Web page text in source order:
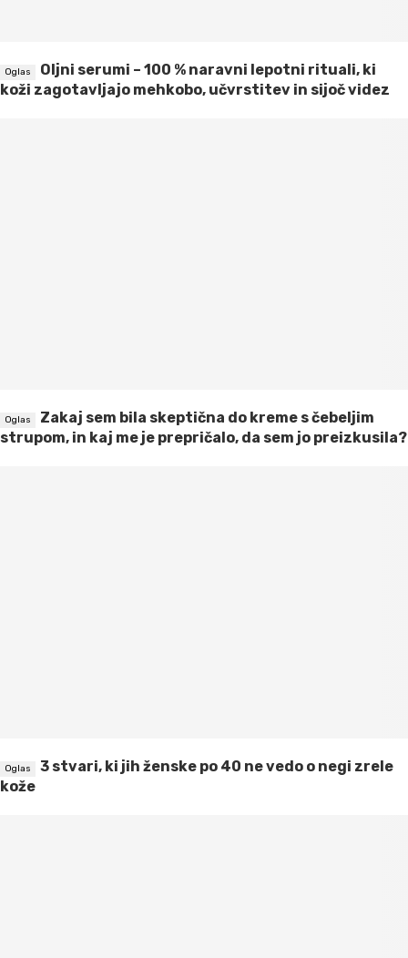
Oljni serumi – 100 % naravni lepotni rituali, ki
koži zagotavljajo mehkobo, učvrstitev in sijoč videz
Zakaj sem bila skeptična do kreme s čebeljim
strupom, in kaj me je prepričalo, da sem jo preizkusila?
3 stvari, ki jih ženske po 40 ne vedo o negi zrele
kože